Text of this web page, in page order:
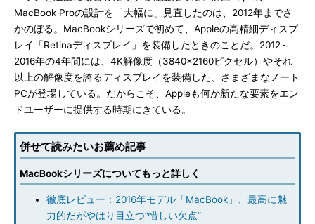
MacBook Proの設計を「大幅に」見直したのは、2012年までさ
かのぼる。MacBookシリーズで初めて、Appleの高精細ディスプ
レイ「Retinaディスプレイ」を装備したときのことだ。2012～
2016年の4年間には、4K解像度（3840×2160ピクセル）やそれ
以上の解像度を誇るディスプレイを装備した、さまざまなノート
PCが登場している。だからこそ、Appleも何か新たな要素をエン
ドユーザーに提供する時期にきている。
併せて読みたいお薦め記事
MacBookシリーズについてもっと詳しく
徹底レビュー：2016年モデル「MacBook」、最高に魅
力的だがやはり目立つ“惜しい欠点”